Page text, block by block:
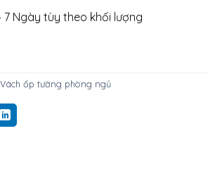
7 Ngày tùy theo khối lượng
Vách ốp tường phòng ngủ